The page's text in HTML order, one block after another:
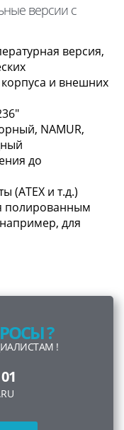
версии с
версия,
и внешних
NAMUR,
до
(ATEX и т.д.)
полированным
для
?
!